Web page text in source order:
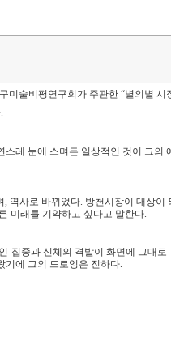
술비평연구회가 주관한 “별의별
레 눈에 스며든 일상적인 것이 그
사로 바뀌었다. 방천시장이 대상
미래를 기약하고 싶다고 말한다.
중과 신체의 격발이 화면에 그대
기에 그의 드로잉은 진하다.